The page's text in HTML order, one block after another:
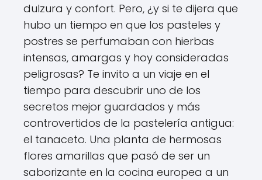
dulzura y confort. Pero, ¿y si te dijera que
hubo un tiempo en que los pasteles y
postres se perfumaban con hierbas
intensas, amargas y hoy consideradas
peligrosas? Te invito a un viaje en el
tiempo para descubrir uno de los
secretos mejor guardados y más
controvertidos de la pastelería antigua:
el tanaceto. Una planta de hermosas
flores amarillas que pasó de ser un
saborizante en la cocina europea a un